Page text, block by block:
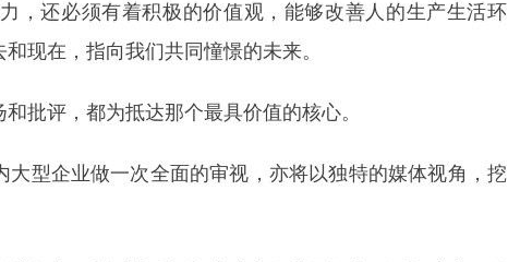
，还必须有着积极的价值观，能够改善人的生产生活环
现在，指向我们共同憧憬的未来。
批评，都为抵达那个最具价值的核心。
大型企业做一次全面的审视，亦将以独特的媒体视角，挖